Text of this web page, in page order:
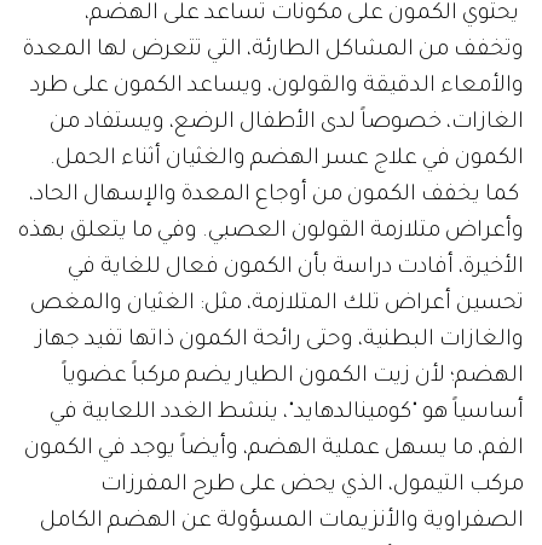
يحتوي الكمون على مكونات تساعد على الهضم،
وتخفف من المشاكل الطارئة، التي تتعرض لها المعدة
والأمعاء الدقيقة والقولون، ويساعد الكمون على طرد
الغازات، خصوصاً لدى الأطفال الرضع، ويستفاد من
الكمون في علاج عسر الهضم والغثيان أثناء الحمل.
كما يخفف الكمون من أوجاع المعدة والإسهال الحاد،
وأعراض متلازمة القولون العصبي. وفي ما يتعلق بهذه
الأخيرة، أفادت دراسة بأن الكمون فعال للغاية في
تحسين أعراض تلك المتلازمة، مثل: الغثيان والمغص
والغازات البطنية، وحتى رائحة الكمون ذاتها تفيد جهاز
الهضم؛ لأن زيت الكمون الطيار يضم مركباً عضوياً
أساسياً هو "كومينالدهايد"، ينشط الغدد اللعابية في
الفم، ما يسهل عملية الهضم، وأيضاً يوجد في الكمون
مركب التيمول، الذي يحض على طرح المفرزات
الصفراوية والأنزيمات المسؤولة عن الهضم الكامل